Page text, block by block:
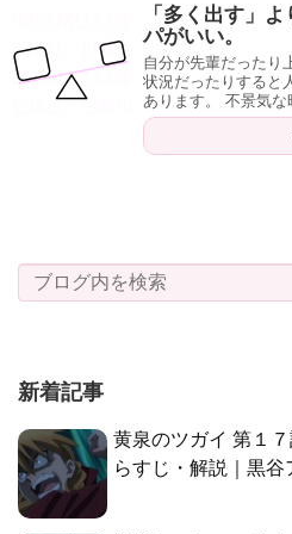
「多く出す」
パがいい。
自分が先輩だったり
状況だったりすると
あります。 不景気
新着記事
黄泉のツガイ 第１
らすじ・解説｜黒